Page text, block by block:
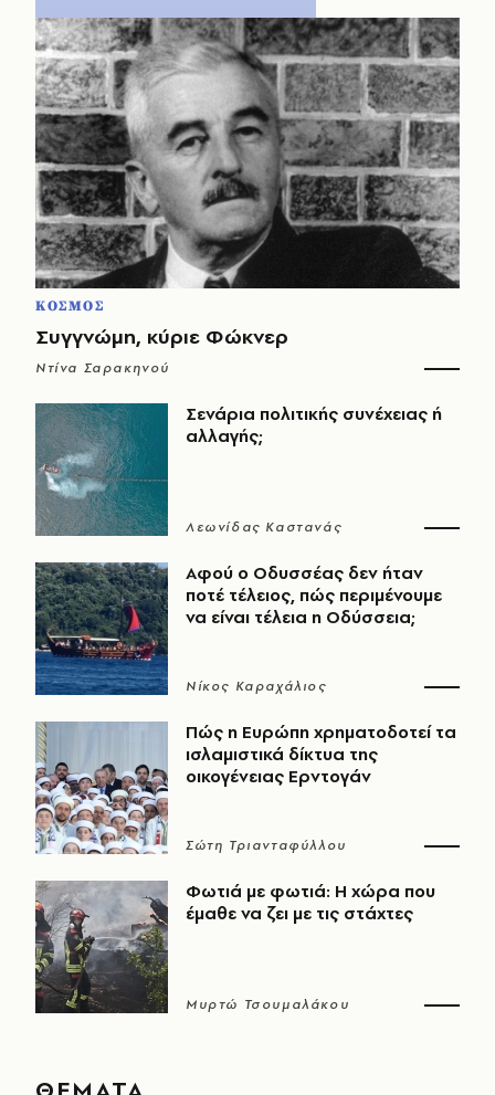
ΚΟΣΜΟΣ
Συγγνώμη, κύριε Φώκνερ
Ντίνα Σαρακηνού
Σενάρια πολιτικής συνέχειας ή
αλλαγής;
Λεωνίδας Καστανάς
Αφού ο Οδυσσέας δεν ήταν
ποτέ τέλειος, πώς περιμένουμε
να είναι τέλεια η Οδύσσεια;
Νίκος Καραχάλιος
Πώς η Ευρώπη χρηματοδοτεί τα
ισλαμιστικά δίκτυα της
οικογένειας Ερντογάν
Σώτη Τριανταφύλλου
Φωτιά με φωτιά: Η χώρα που
έμαθε να ζει με τις στάχτες
Μυρτώ Τσουμαλάκου